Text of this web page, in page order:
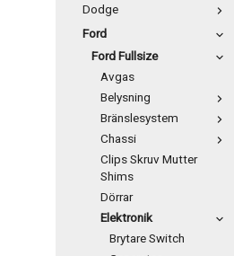
Dodge
Ford
Ford Fullsize
Avgas
Belysning
Bränslesystem
Chassi
Clips Skruv Mutter
Shims
Dörrar
Elektronik
Brytare Switch